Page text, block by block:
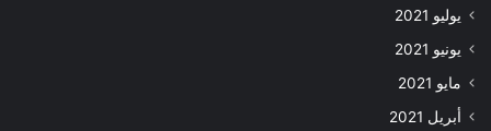
يوليو 2021
يونيو 2021
مايو 2021
أبريل 2021